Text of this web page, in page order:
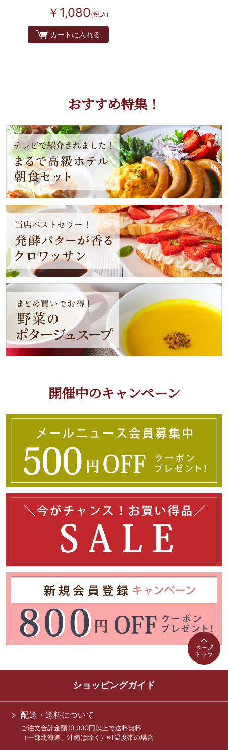
￥1,080(税込)
カートに入れる
おすすめ特集！
開催中のキャンペーン
ショッピングガイド
配送・送料について
ご注文合計金額10,000円以上で送料無料
（一部北海道、沖縄は除く）※1温度帯の場合